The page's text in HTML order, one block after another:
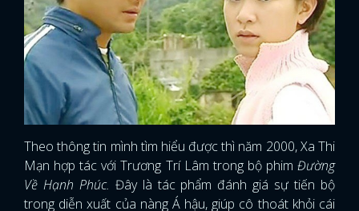
Theo thông tin mình tìm hiểu được thì năm 2000, Xa Thi
Mạn hợp tác với Trương Trí Lâm trong bộ phim Đường
Về Hạnh Phúc. Đây là tác phẩm đánh giá sự tiến bộ
trong diễn xuất của nàng Á hậu, giúp cô thoát khỏi cái